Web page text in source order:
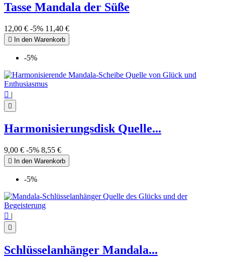
Tasse Mandala der Süße
12,00 € -5% 11,40 €
 In den Warenkorb
-5%
 |

Harmonisierungsdisk Quelle...
9,00 € -5% 8,55 €
 In den Warenkorb
-5%
 |

Schlüsselanhänger Mandala...